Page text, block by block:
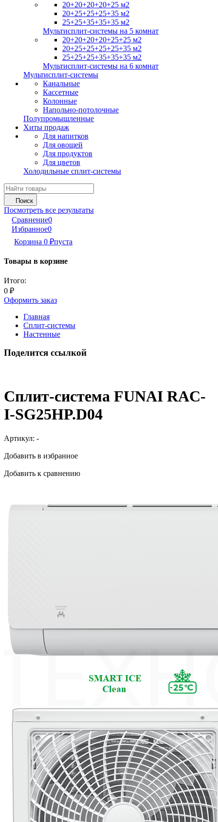
20+20+20+20+25 м2
20+25+25+25+35 м2
25+25+35+35+35 м2
Мультисплит-системы на 5 комнат
20+20+20+20+25+25 м2
20+25+25+25+25+35 м2
25+25+25+35+35+35 м2
Мультисплит-системы на 6 комнат
Мультисплит-системы
Канальные
Кассетные
Колонные
Напольно-потолочные
Полупромышленные
Хиты продаж
Для напитков
Для овощей
Для продуктов
Для цветов
Холодильные сплит-системы
Поиск
Посмотреть все результаты
Сравнение0
Избранное0
Корзина 0 ₽пуста
Товары в корзине
Итого:
0 ₽
Оформить заказ
Главная
Сплит-системы
Настенные
Поделится ссылкой
Сплит-система FUNAI RAC-
I-SG25HP.D04
Артикул: -
Добавить в избранное
Добавить к сравнению